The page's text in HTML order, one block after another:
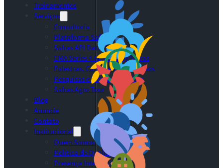
Treinamentos
Serviços
Consultoria
Plataforma Safras
Safras API Data Feed
CMA Series 4 Agrícola by Safras
Palestras, Cursos e Treinamentos
Pesquisas e Estudos Técnicos
Safras Agro Tour
Blog
Anuncie
Contato
Institucional
Quem Somos
Política de Qualidade
Presença Internacional